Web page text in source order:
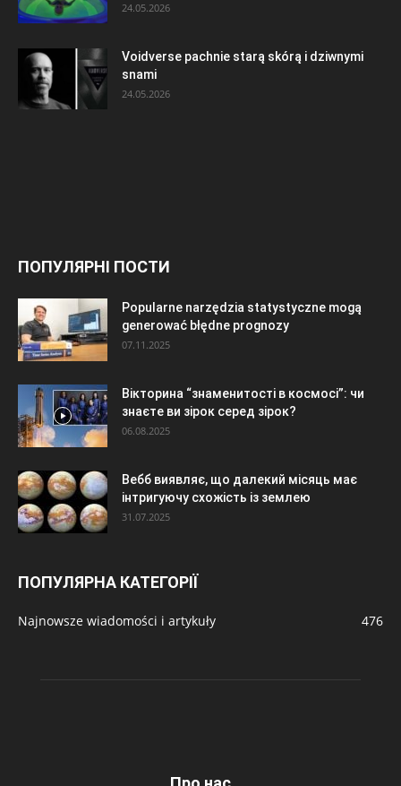
24.05.2026
Voidverse pachnie starą skórą i dziwnymi
snami
24.05.2026
ПОПУЛЯРНІ ПОСТИ
Popularne narzędzia statystyczne mogą
generować błędne prognozy
07.11.2025
Вікторина “знаменитості в космосі”: чи
знаєте ви зірок серед зірок?
06.08.2025
Вебб виявляє, що далекий місяць має
інтригуючу схожість із землею
31.07.2025
ПОПУЛЯРНА КАТЕГОРІЇ
Najnowsze wiadomości i artykuły 476